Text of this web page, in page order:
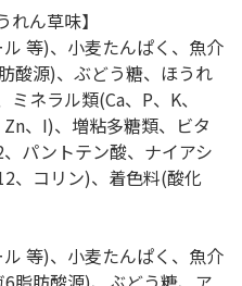
れん草味】
等)、小麦たんぱく、魚介
酸源)、ぶどう糖、ほうれ
ネラル類(Ca、P、K、
、I)、増粘多糖類、ビタ
パントテン酸、ナイアシ
、コリン)、着色料(酸化
等)、小麦たんぱく、魚介